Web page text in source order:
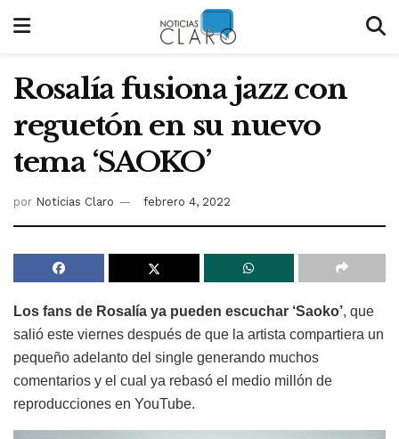
Rosalía fusiona jazz con
reguetón en su nuevo
tema ‘SAOKO’
por Noticias Claro febrero 4, 2022
Los fans de Rosalía ya pueden escuchar ‘Saoko’, que
salió este viernes después de que la artista compartiera un
pequeño adelanto del single generando muchos
comentarios y el cual ya rebasó el medio millón de
reproducciones en YouTube.